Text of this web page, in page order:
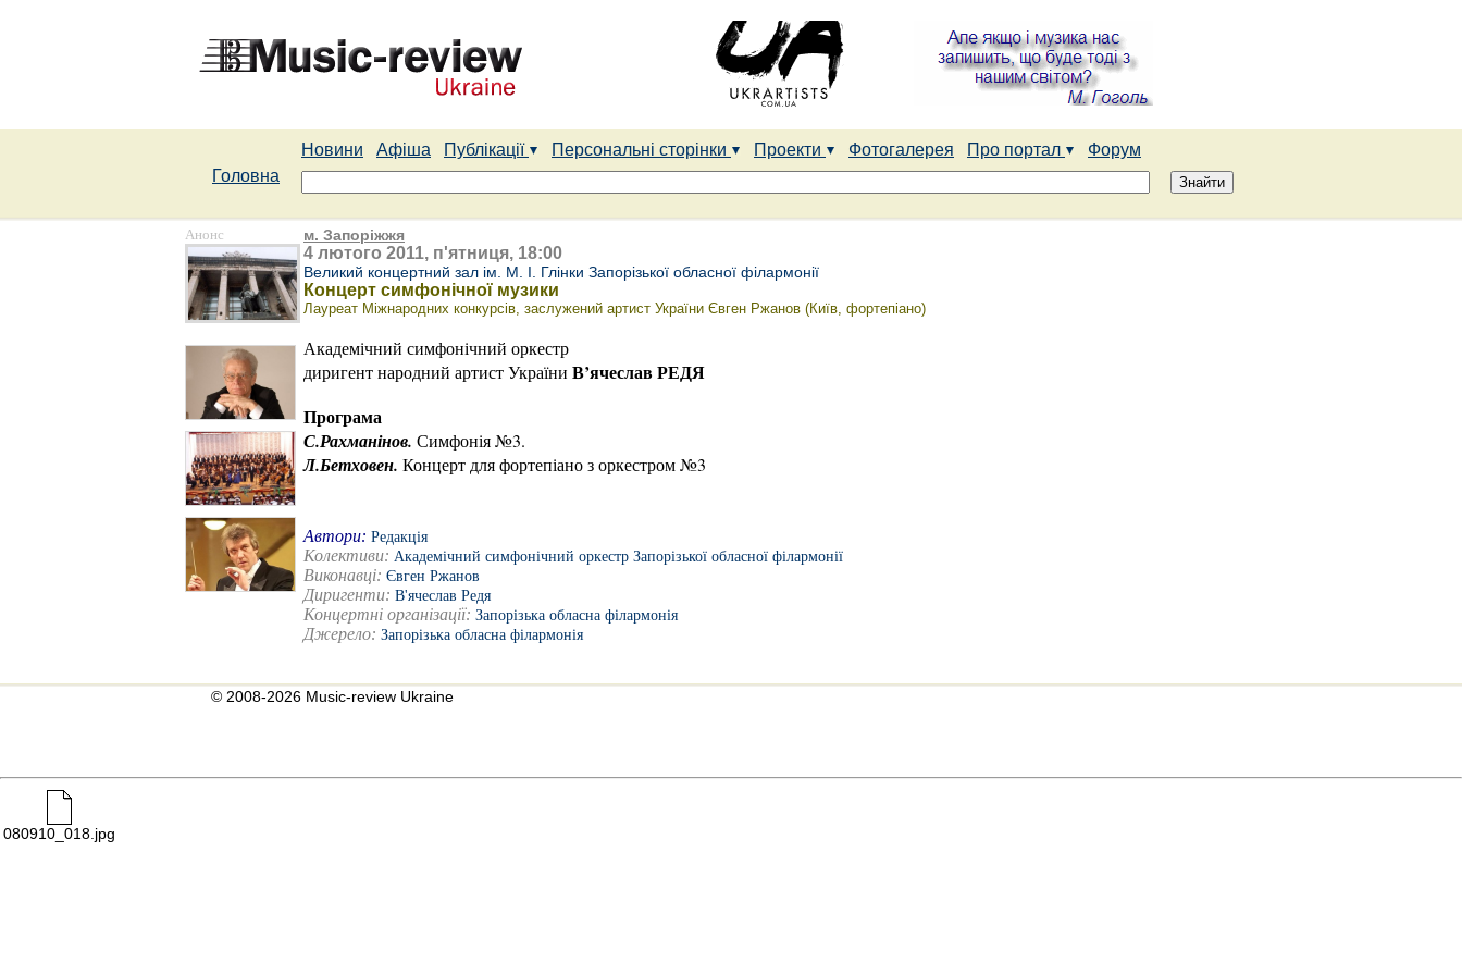
Новини Афіша Публікації Персональні сторінки Проекти Фотогалерея Про портал
Форум
Головна
Анонс м. Запоріжжя
4 лютого 2011, п'ятниця, 18:00
Великий концертний зал ім. М. І. Глінки Запорізької обласної філармонії
Концерт симфонічної музики
Лауреат Міжнародних конкурсів, заслужений артист України Євген Ржанов (Київ, фортепіано)
Академічний симфонічний оркестр
диригент народний артист України В’ячеслав РЕДЯ
Програма
С.Рахманінов. Симфонія №3.
Л.Бетховен. Концерт для фортепіано з оркестром №3
Автори: Редакція
Колективи: Академічний симфонічний оркестр Запорізької обласної філармонії
Виконавці: Євген Ржанов
Диригенти: В'ячеслав Редя
Концертні організації: Запорізька обласна філармонія
Джерело: Запорізька обласна філармонія
© 2008-2026 Music-review Ukraine
080910_018.jpg